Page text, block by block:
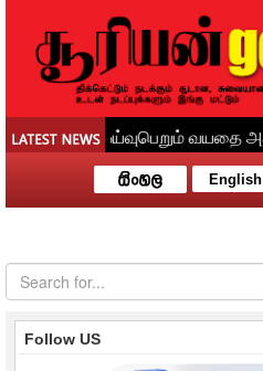
English
Follow US